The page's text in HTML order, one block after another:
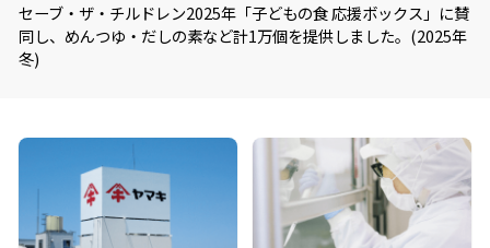
楽チン屋® ストレートつゆ
かつおだしが決め手！簡単茶碗蒸し
セーブ・ザ・チルドレン2025年「子どもの食 応援ボックス」に賛
同し、めんつゆ・だしの素など計1万個を提供しました。(2025年
冬)